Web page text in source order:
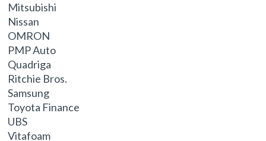
Mitsubishi
Nissan
OMRON
PMP Auto
Quadriga
Ritchie Bros.
Samsung
Toyota Finance
UBS
Vitafoam